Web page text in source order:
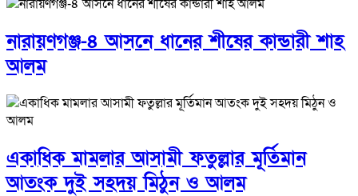
নারায়ণগঞ্জ-৪ আসনে ধানের শীষের কান্ডারী শাহ
আলম
একাধিক মামলার আসামী ফতুল্লার মূর্তিমান
আতংক দুই সহদয় মিঠুন ও আলম